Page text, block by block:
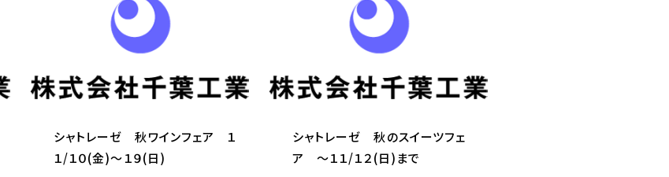
シャトレーゼ 秋ワインフェア １
１/１０(金)～１９(日)
シャトレーゼ 秋のスイーツフェ
ア ～１１/１２(日)まで